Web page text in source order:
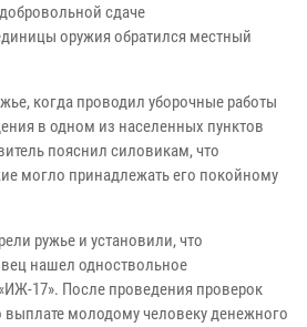
сдаче
оружия обратился местный
когда проводил уборочные работы
в одном из населенных пунктов
пояснил силовикам, что
могло принадлежать его покойному
ружье и установили, что
нашел одноствольное
17». После проведения проверок
выплате молодому человеку денежного